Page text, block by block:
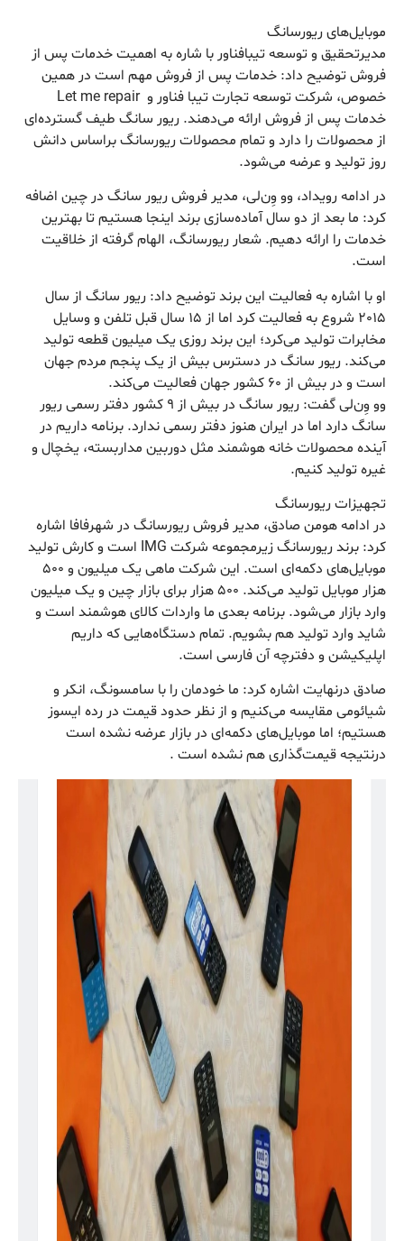
موبایل‌های ریورسانگ
مدیرتحقیق و توسعه تیبافناور با شاره به اهمیت خدمات پس از
فروش توضیح داد: خدمات پس از فروش مهم است در همین
خصوص، شرکت توسعه تجارت تیبا فناور و Let me repair
خدمات پس از فروش ارائه می‌دهند. ریور سانگ طیف گسترده‌ای
از محصولات را دارد و تمام محصولات ریورسانگ براساس دانش
روز تولید و عرضه می‌شود.
در ادامه رویداد، وو وِن‌لی، مدیر فروش ریور سانگ در چین اضافه
کرد: ما بعد از دو سال آماده‌سازی برند اینجا هستیم تا بهترین
خدمات را ارائه دهیم. شعار ریورسانگ، الهام گرفته از خلاقیت
است.
او با اشاره به فعالیت این برند توضیح داد: ریور سانگ از سال
٢٠١۵ شروع به فعالیت کرد اما از ١۵ سال قبل تلفن و وسایل
مخابرات تولید می‌کرد؛ این برند روزی یک میلیون قطعه تولید
می‌کند. ریور سانگ در دسترس بیش از یک پنجم مردم جهان
است و در بیش از ۶٠ کشور جهان فعالیت می‌کند.
وو وِن‌لی گفت: ریور سانگ در بیش از ٩ کشور دفتر رسمی ریور
سانگ دارد اما در ایران هنوز دفتر رسمی ندارد. برنامه داریم در
آینده محصولات خانه هوشمند مثل دوربین مداربسته، یخچال و
غیره تولید کنیم.
تجهیزات ریورسانگ
در ادامه هومن صادق، مدیر فروش ریورسانگ در شهرفافا اشاره
کرد: برند ریورسانگ زیرمجموعه شرکت IMG است و کارش تولید
موبایل‌های دکمه‌ای است. این شرکت ماهی یک میلیون و ۵۰۰
هزار موبایل تولید می‌کند. ۵۰۰ هزار برای بازار چین و یک میلیون
وارد بازار می‌شود. برنامه بعدی ما واردات کالای هوشمند است و
شاید وارد تولید هم بشویم. تمام دستگاه‌هایی که داریم
اپلیکیشن و دفترچه آن فارسی است.
صادق درنهایت اشاره کرد: ما خودمان را با سامسونگ، انکر و
شیائومی مقایسه می‌کنیم و از نظر حدود قیمت در رده ایسوز
هستیم؛ اما موبایل‌های دکمه‌ای در بازار عرضه نشده است
درنتیجه قیمت‌گذاری هم نشده است .